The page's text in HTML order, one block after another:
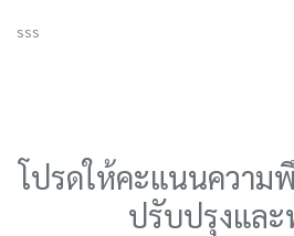
sss
โปรดให้คะแนนความ
ปรับปรุงแล